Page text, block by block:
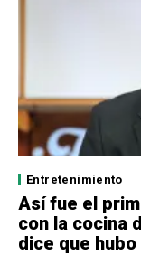
Entretenimiento
Así fue el
con la cocina
dice que hubo